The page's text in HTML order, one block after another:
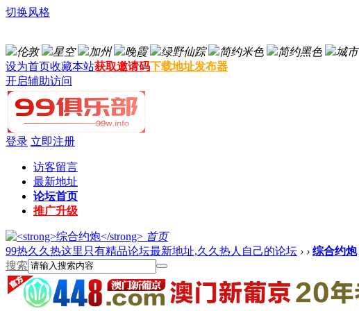
切换风格
伦敦 星空 加州 晚霞 绿野仙踪 简约米色 简约黑色 城市
设为首页收藏本站获取邀请码下载地址发布器
开启辅助访问
登录 立即注册
访客留言
最新地址
论坛首页
推广升级
首页
99热久久热这里只有精品论坛最新地址,久久热人自己的论坛 › › 综合约炮
搜索